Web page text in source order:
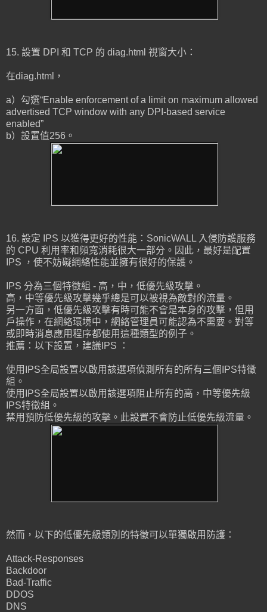
15. 設置 DPI 和 TCP 的 diag.html 視窗大小：
在diag.html，
a）勾選“Enable enforcement of a limit on maximum allowed
advertised TCP window with any DPI-based service
enabled”
b）設置值256。
16. 設定 IPS 以獲得更好的性能：SonicWALL 入侵防護服務
的 CPU 利用率和頻寬消耗很大一部分。因此，最好是配置
IPS ，使不妨礙網絡性能並擁有很好的保護。
IPS 分為三個特徵組 - 高，中，低優先級攻擊。
高，中等優先級攻擊幾乎總是可以被視為敵對的流量。
另一方面，低優先級攻擊有時可能不會是本身的攻擊，但用
戶操作，在網絡環境中，網絡管理員可能認為不需要。對等
或即時消息應用程序都使用這種類型的例子。
推薦：以下設置，建議IPS ：
使用IPS全局設置以啟用該選項偵測所有的所有三個IPS特徵
組。
使用IPS全局設置以啟用該選項阻止所有的高，中等優先級
IPS特徵組。
禁用預防低優先級的攻擊。此設置不會防止低優先級流量。
然而，以下的低優先級類別的特徵可以單獨啟用防護：
Attack-Responses
Backdoor
Bad-Traffic
DDOS
DNS